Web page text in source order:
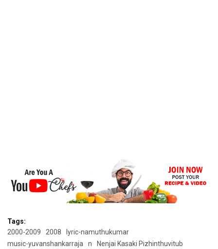
Tags:
2000-2009
2008
lyric-namuthukumar
music-yuvanshankarraja
n Nenjai Kasaki Pizhinthuvitub